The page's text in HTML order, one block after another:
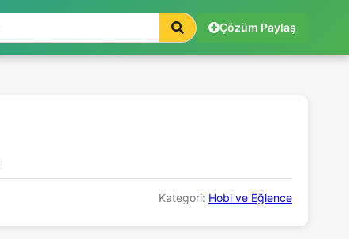
Çözüm Paylaş
Kategori: Hobi ve Eğlence